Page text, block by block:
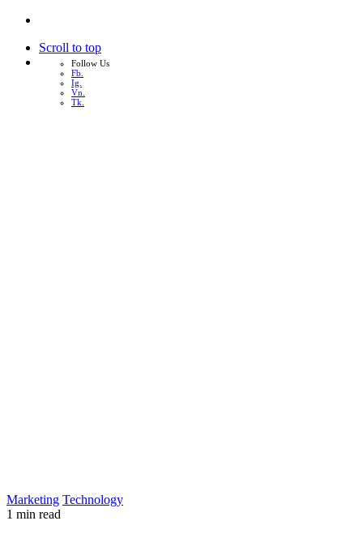
Scroll to top
Follow Us
Fb.
Ig.
Vn.
Tk.
Marketing Technology
1 min read